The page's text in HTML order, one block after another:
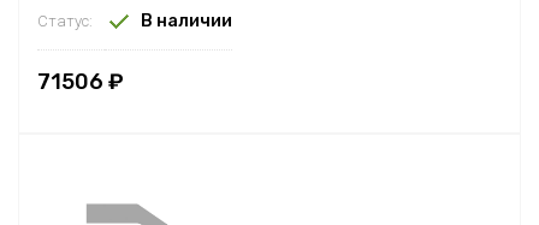
Статус: В наличии
71506 ₽